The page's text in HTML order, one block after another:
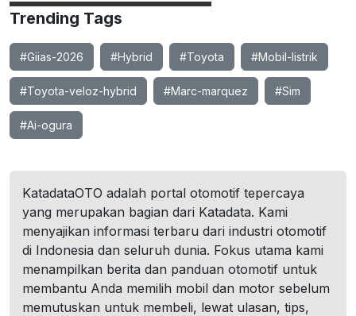
Trending Tags
#Giias-2026 #Hybrid #Toyota #Mobil-listrik
#Toyota-veloz-hybrid #Marc-marquez #Sim
#Ai-ogura
KatadataOTO adalah portal otomotif tepercaya
yang merupakan bagian dari Katadata. Kami
menyajikan informasi terbaru dari industri otomotif
di Indonesia dan seluruh dunia. Fokus utama kami
menampilkan berita dan panduan otomotif untuk
membantu Anda memilih mobil dan motor sebelum
memutuskan untuk membeli, lewat ulasan, tips,